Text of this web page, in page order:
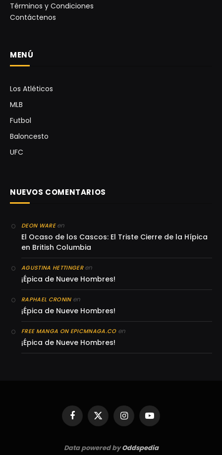
Términos y Condiciones
Contáctenos
MENÚ
Los Atléticos
MLB
Futbol
Baloncesto
UFC
NUEVOS COMENTARIOS
DEON WAREen
El Ocaso de los Cascos: El Triste Cierre de la Hípica
en British Columbia
AGUSTINA HETTINGERen
¡Épica de Nueve Hombres!
RAPHAEL CRONINen
¡Épica de Nueve Hombres!
FREE MANGA ON EPICMNAGA.COen
¡Épica de Nueve Hombres!
Facebook
X
(Twitter)
InstagramYouTube
Data powered byOddspedia